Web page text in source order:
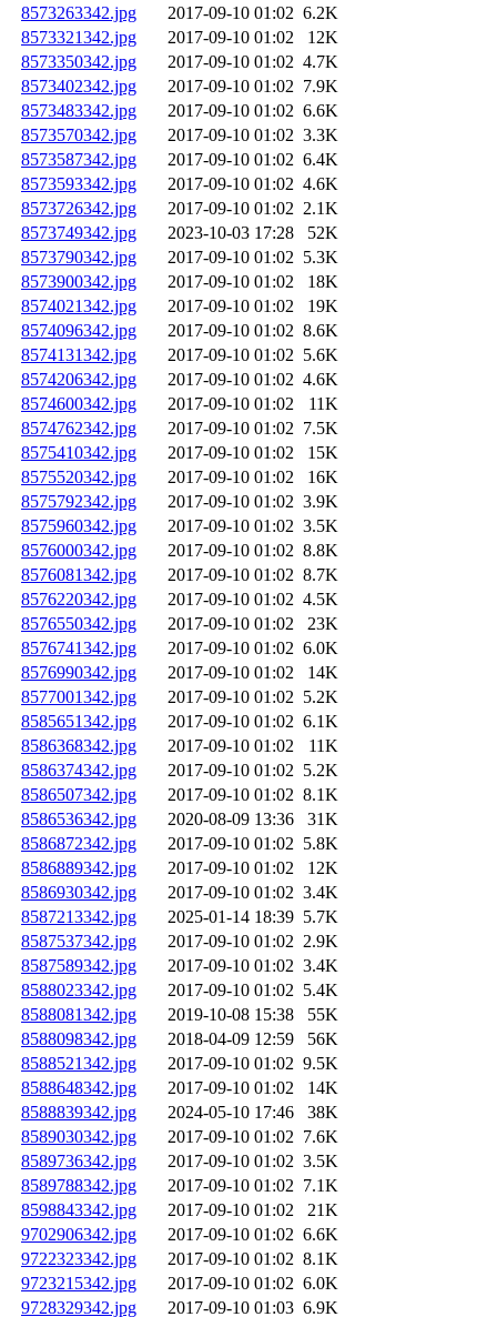
8573263342.jpg
2017-09-10 01:02 6.2K
8573321342.jpg
2017-09-10 01:02
12K
8573350342.jpg
2017-09-10 01:02 4.7K
8573402342.jpg
2017-09-10 01:02 7.9K
8573483342.jpg
2017-09-10 01:02 6.6K
8573570342.jpg
2017-09-10 01:02 3.3K
8573587342.jpg
2017-09-10 01:02 6.4K
8573593342.jpg
2017-09-10 01:02 4.6K
8573726342.jpg
2017-09-10 01:02 2.1K
8573749342.jpg
2023-10-03 17:28
52K
8573790342.jpg
2017-09-10 01:02 5.3K
8573900342.jpg
2017-09-10 01:02
18K
8574021342.jpg
2017-09-10 01:02
19K
8574096342.jpg
2017-09-10 01:02 8.6K
8574131342.jpg
2017-09-10 01:02 5.6K
8574206342.jpg
2017-09-10 01:02 4.6K
8574600342.jpg
2017-09-10 01:02
11K
8574762342.jpg
2017-09-10 01:02 7.5K
8575410342.jpg
2017-09-10 01:02
15K
8575520342.jpg
2017-09-10 01:02
16K
8575792342.jpg
2017-09-10 01:02 3.9K
8575960342.jpg
2017-09-10 01:02 3.5K
8576000342.jpg
2017-09-10 01:02 8.8K
8576081342.jpg
2017-09-10 01:02 8.7K
8576220342.jpg
2017-09-10 01:02 4.5K
8576550342.jpg
2017-09-10 01:02
23K
8576741342.jpg
2017-09-10 01:02 6.0K
8576990342.jpg
2017-09-10 01:02
14K
8577001342.jpg
2017-09-10 01:02 5.2K
8585651342.jpg
2017-09-10 01:02 6.1K
8586368342.jpg
2017-09-10 01:02
11K
8586374342.jpg
2017-09-10 01:02 5.2K
8586507342.jpg
2017-09-10 01:02 8.1K
8586536342.jpg
2020-08-09 13:36
31K
8586872342.jpg
2017-09-10 01:02 5.8K
8586889342.jpg
2017-09-10 01:02
12K
8586930342.jpg
2017-09-10 01:02 3.4K
8587213342.jpg
2025-01-14 18:39 5.7K
8587537342.jpg
2017-09-10 01:02 2.9K
8587589342.jpg
2017-09-10 01:02 3.4K
8588023342.jpg
2017-09-10 01:02 5.4K
8588081342.jpg
2019-10-08 15:38
55K
8588098342.jpg
2018-04-09 12:59
56K
8588521342.jpg
2017-09-10 01:02 9.5K
8588648342.jpg
2017-09-10 01:02
14K
8588839342.jpg
2024-05-10 17:46
38K
8589030342.jpg
2017-09-10 01:02 7.6K
8589736342.jpg
2017-09-10 01:02 3.5K
8589788342.jpg
2017-09-10 01:02 7.1K
8598843342.jpg
2017-09-10 01:02
21K
9702906342.jpg
2017-09-10 01:02 6.6K
9722323342.jpg
2017-09-10 01:02 8.1K
9723215342.jpg
2017-09-10 01:02 6.0K
9728329342.jpg
2017-09-10 01:03 6.9K